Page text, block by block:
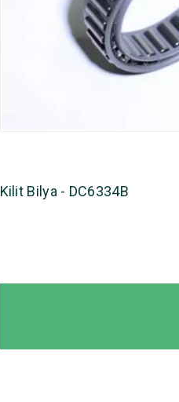
Kilit Bilya - DC6334B